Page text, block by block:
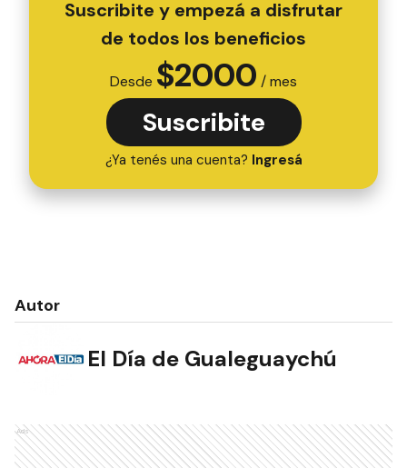
Suscribite y empezá a disfrutar
de todos los beneficios
Desde $2000 / mes
Suscribite
¿Ya tenés una cuenta? Ingresá
Autor
El Día de Gualeguaychú
Ads